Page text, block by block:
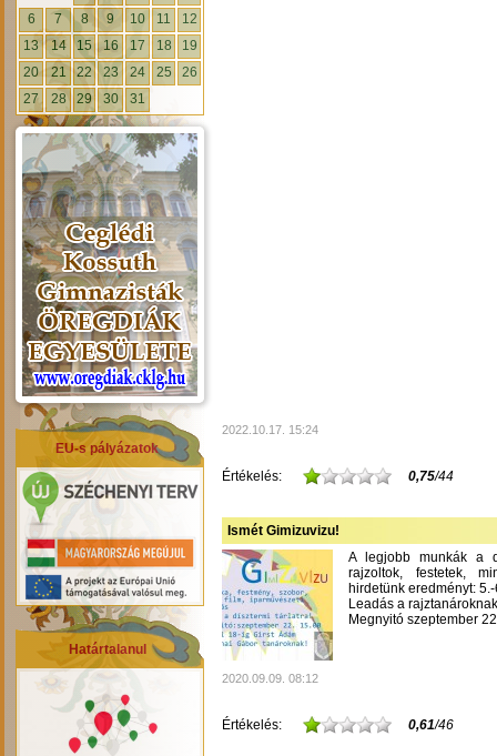
6
7 8 9 10 11
12
13
14 15 16 17 18
19
20
21 22 23 24 25
26
27
28 29 30 31
EU-s pályázatok
Határtalanul
2022.10.17. 15:24
Értékelés: 0,75/44
Ismét Gimizuvizu!
A legjobb munkák a
rajzoltok, festetek,
hirdetünk eredményt:
Leadás a
Megnyitó szeptember
2020.09.09. 08:12
Értékelés: 0,61/46